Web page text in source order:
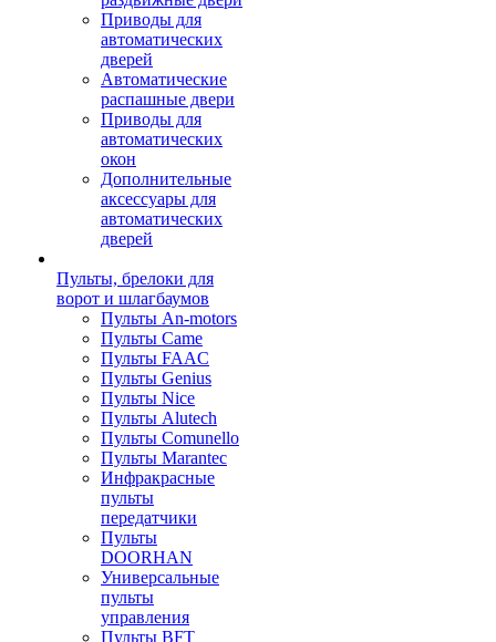
Приводы для
автоматических
дверей
Автоматические
распашные двери
Приводы для
автоматических
окон
Дополнительные
аксессуары для
автоматических
дверей
Пульты, брелоки для
ворот и шлагбаумов
Пульты An-motors
Пульты Came
Пульты FAAC
Пульты Genius
Пульты Nice
Пульты Alutech
Пульты Сomunello
Пульты Marantec
Инфракрасные
пульты
передатчики
Пульты
DOORHAN
Универсальные
пульты
управления
Пульты BFT